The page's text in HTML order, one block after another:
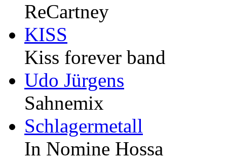
ReCartney
KISS
Kiss forever band
Udo Jürgens
Sahnemix
Schlagermetall
In Nomine Hossa